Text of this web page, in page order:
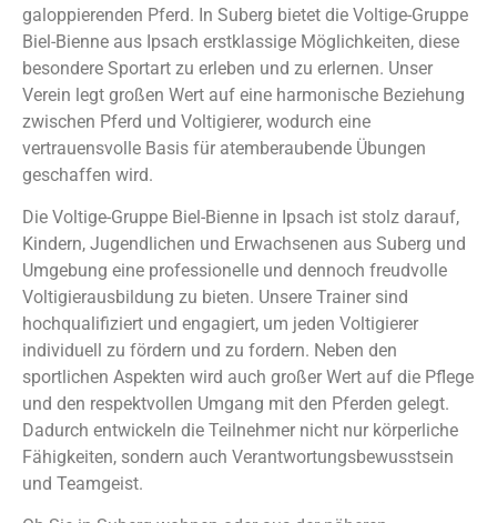
galoppierenden Pferd. In Suberg bietet die Voltige-Gruppe
Biel-Bienne aus Ipsach erstklassige Möglichkeiten, diese
besondere Sportart zu erleben und zu erlernen. Unser
Verein legt großen Wert auf eine harmonische Beziehung
zwischen Pferd und Voltigierer, wodurch eine
vertrauensvolle Basis für atemberaubende Übungen
geschaffen wird.
Die Voltige-Gruppe Biel-Bienne in Ipsach ist stolz darauf,
Kindern, Jugendlichen und Erwachsenen aus Suberg und
Umgebung eine professionelle und dennoch freudvolle
Voltigierausbildung zu bieten. Unsere Trainer sind
hochqualifiziert und engagiert, um jeden Voltigierer
individuell zu fördern und zu fordern. Neben den
sportlichen Aspekten wird auch großer Wert auf die Pflege
und den respektvollen Umgang mit den Pferden gelegt.
Dadurch entwickeln die Teilnehmer nicht nur körperliche
Fähigkeiten, sondern auch Verantwortungsbewusstsein
und Teamgeist.